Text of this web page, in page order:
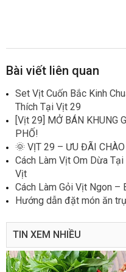
Bài viết liên quan
Set Vịt Cuốn Bắc Kinh
Thích Tại Vịt 29
[Vịt 29] MỞ BÁN KHUNG
PHỐ!
🌞 VỊT 29 – ƯU ĐÃI
Cách Làm Vịt Om Dừa
Vịt
Cách Làm Gỏi Vịt Ngon –
Hướng dẫn đặt món ăn
TIN XEM NHIỀU